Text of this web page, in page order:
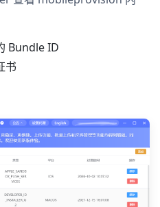
Bundle ID
书